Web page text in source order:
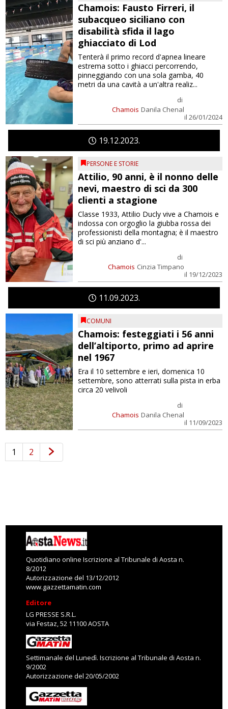
Chamois: Fausto Firreri, il
subacqueo siciliano con
disabilità sfida il lago
ghiacciato di Lod
Chamois
di
Danila Chenal
il 26/01/2024
Tenterà il primo record d'apnea lineare
estrema sotto i ghiacci percorrendo,
pinneggiando con una sola gamba, 40
metri da una cavità a un'altra realiz...
19 12 2023
PERSONE E STORIE
Attilio, 90 anni, è il nonno delle
nevi, maestro di sci da 300
clienti a stagione
Chamois
di
Cinzia Timpano
il 19/12/2023
Classe 1933, Attilio Ducly vive a Chamois e
indossa con orgoglio la giubba rossa dei
professionisti della montagna; è il maestro
di sci più anziano d'...
11 09 2023
COMUNI
Chamois: festeggiati i 56 anni
dell’altiporto, primo ad aprire
nel 1967
Chamois
di
Danila Chenal
il 11/09/2023
Era il 10 settembre e ieri, domenica 10
settembre, sono atterrati sulla pista in erba
circa 20 velivoli
1 2
Quotidiano online Iscrizione al Tribunale di Aosta n.
8/2012
Autorizzazione del 13/12/2012
www.gazzettamatin.com
Editore
LG PRESSE S.R.L.
via Festaz, 52 11100 AOSTA
Settimanale del Lunedì. Iscrizione al Tribunale di Aosta n.
9/2002
Autorizzazione del 20/05/2002